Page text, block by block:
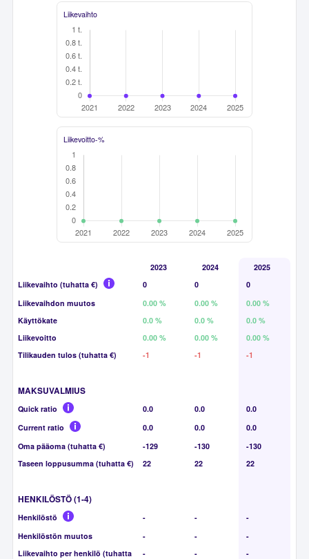
Liikevaihto
Liikevoitto-%
2023 2024
2025
Liikevaihto (tuhatta €)
0 0
0
Liikevaihdon muutos
0.00 % 0.00 %
0.00 %
Käyttökate
0.0 % 0.0 %
0.0 %
Liikevoitto
0.00 % 0.00 %
0.00 %
Tilikauden tulos (tuhatta €)
-1 -1 -1
MAKSUVALMIUS
Quick ratio 0.0 0.0
0.0
Current ratio
0.0 0.0
0.0
Oma pääoma (tuhatta €)
-129 -130
-130
Taseen loppusumma (tuhatta €)
22 22 22
HENKILÖSTÖ (1-4)
Henkilöstö - -
-
Henkilöstön muutos
- -
-
Liikevaihto per henkilö (tuhatta
- - -